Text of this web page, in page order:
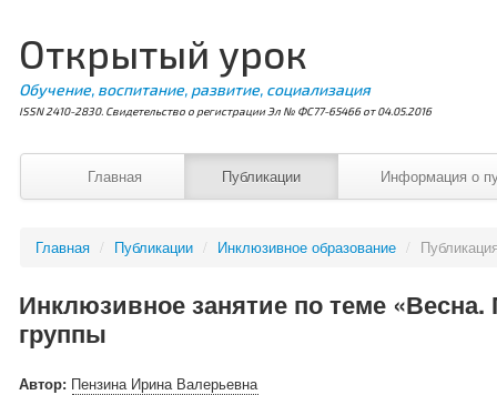
Открытый урок
Обучение, воспитание, развитие, социализация
ISSN 2410-2830. Свидетельство о регистрации Эл № ФС77-65466 от 04.05.2016
Главная Публикации Информация о
Главная / Публикации / Инклюзивное образование /
Инклюзивное занятие по теме
группы
Автор: Пензина Ирина Валерьевна